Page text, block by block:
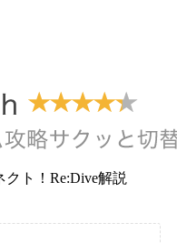
ト！Re:Dive解説